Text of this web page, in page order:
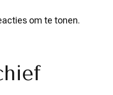
om te tonen.